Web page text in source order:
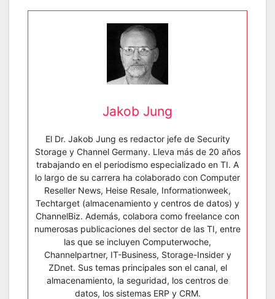
Jakob Jung
El Dr. Jakob Jung es redactor jefe de Security
Storage y Channel Germany. Lleva más de 20 años
trabajando en el periodismo especializado en TI. A
lo largo de su carrera ha colaborado con Computer
Reseller News, Heise Resale, Informationweek,
Techtarget (almacenamiento y centros de datos) y
ChannelBiz. Además, colabora como freelance con
numerosas publicaciones del sector de las TI, entre
las que se incluyen Computerwoche,
Channelpartner, IT-Business, Storage-Insider y
ZDnet. Sus temas principales son el canal, el
almacenamiento, la seguridad, los centros de
datos, los sistemas ERP y CRM.